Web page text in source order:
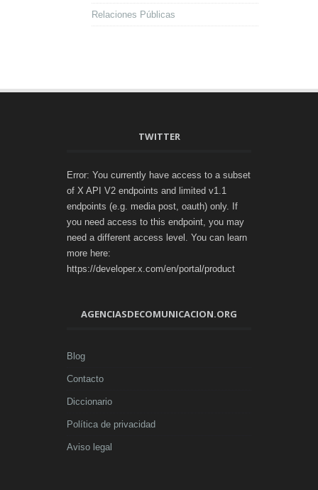
Relaciones Públicas
TWITTER
Error: You currently have access to a subset
of X API V2 endpoints and limited v1.1
endpoints (e.g. media post, oauth) only. If
you need access to this endpoint, you may
need a different access level. You can learn
more here:
https://developer.x.com/en/portal/product
AGENCIASDECOMUNICACION.ORG
Blog
Contacto
Diccionario
Política de privacidad
Aviso legal